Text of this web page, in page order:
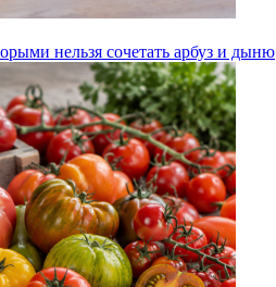
нельзя сочетать арбуз и дыню